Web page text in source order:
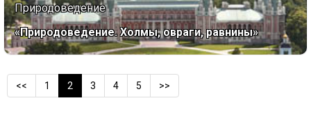
Природоведение
«Природоведение. Холмы, овраги, равнины»
<< 1 2 3 4 5 >>